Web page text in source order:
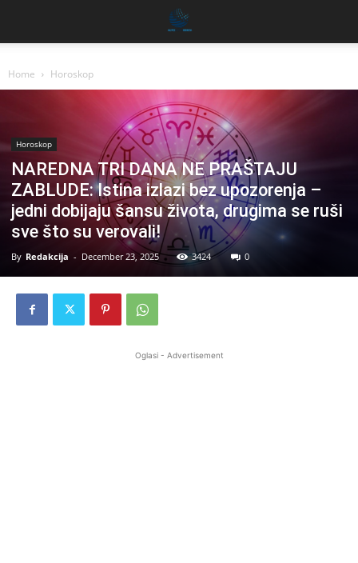
Home Horoskop
Horoskop
NAREDNA TRI DANA NE PRAŠTAJU
ZABLUDE: Istina izlazi bez upozorenja –
jedni dobijaju šansu života, drugima se ruši
sve što su verovali!
By Redakcija - December 23, 2025 3424 0
Oglasi - Advertisement